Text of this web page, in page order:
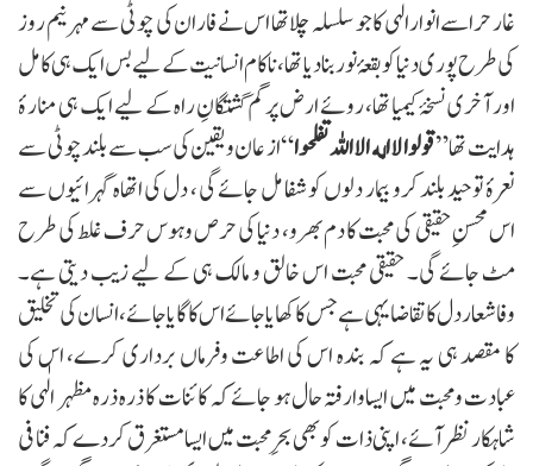
غار حراسے انوارالٰہی کا جو سلسلہ چلا تھا اس نے فاران کی چوٹی سے مہر نیم روز
کی طرح پوری دنیا کو بقعۂ نور بنا دیا تھا، ناکام انسانیت کے لیے بس ایک ہی کامل
اور آخری نسخۂ کیمیا تھا، روئے ارض پر گم گشتگانِ راہ کے لیے ایک ہی منارۂ
ہدایت تھا ”قولوا لا اله الا اللہ تفلحوا“ از عان و یقین کی سب سے بلند چوٹی سے
نعرۂ توحید بلند کرو بیمار دلوں کو شفا مل جائے گی ، دل کی اتھاہ گہرائیوں سے
اس محسنِ حقیقی کی محبت کا دم بھرو، دنیا کی حرص وہوس حرف غلط کی طرح
مٹ جائے گی۔ حقیقی محبت اس خالق و مالک ہی کے لیے زیب دیتی ہے۔
وفاشعار دل کا تقاضا یہی ہے جس کا کھایا جائے اس کا گایا جائے، انسان کی تخلیق
کا مقصد ہی یہ ہے کہ بندہ اس کی اطاعت وفرماں برداری کرے، اس کی
عبادت ومحبت میں ایساوارفتہ حال ہو جائے کہ کائنات کا ذرہ ذرہ مظہر الٰہی کا
شاہکار نظر آئے ، اپنی ذات کو بھی بحر ِمحبت میں ایسامستغرق کر دے کہ فنا فی